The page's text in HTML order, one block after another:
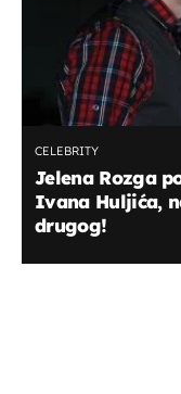
CELEBRITY
Jelena Rozga
Ivana Huljića,
drugog!